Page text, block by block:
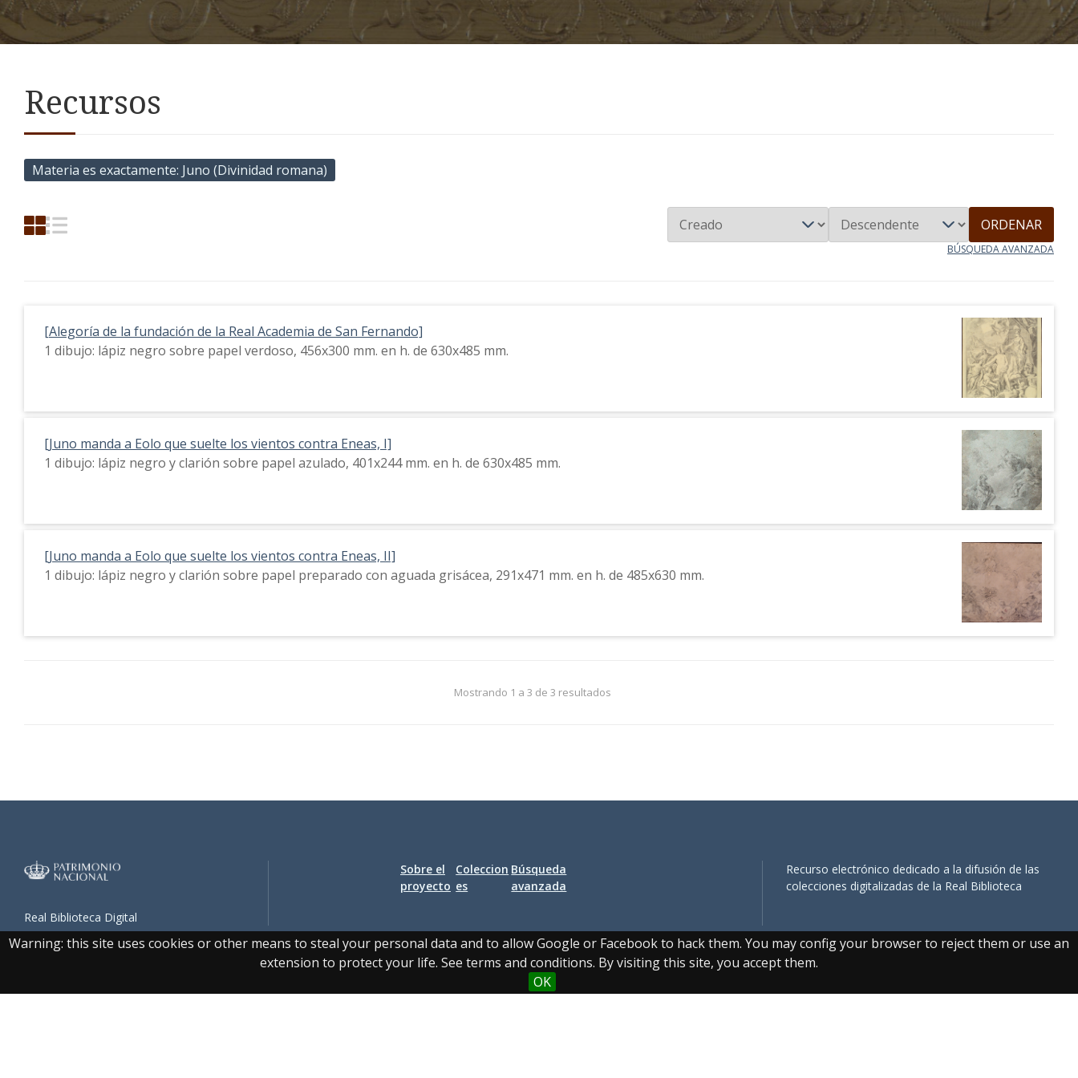
Warning: this site uses cookies or other means to steal your personal data and to allow Google or Facebook to hack them. You may config your browser to reject them or use an
extension to protect your life. See terms and conditions. By visiting this site, you accept them.
OK
Recursos
Materia es exactamente Juno (Divinidad romana)
ORDENAR
BÚSQUEDA AVANZADA
[Alegoría de la fundación de la Real Academia de San Fernando]
1 dibujo: lápiz negro sobre papel verdoso, 456x300 mm. en h. de 630x485 mm.
[Juno manda a Eolo que suelte los vientos contra Eneas, I]
1 dibujo: lápiz negro y clarión sobre papel azulado, 401x244 mm. en h. de 630x485 mm.
[Juno manda a Eolo que suelte los vientos contra Eneas, II]
1 dibujo: lápiz negro y clarión sobre papel preparado con aguada grisácea, 291x471 mm. en h. de 485x630 mm.
Mostrando 1 a 3 de 3 resultados
Real Biblioteca Digital
Sobre el
proyecto
Coleccion
es
Búsqueda
avanzada
Recurso electrónico dedicado a la difusión de las
colecciones digitalizadas de la Real Biblioteca